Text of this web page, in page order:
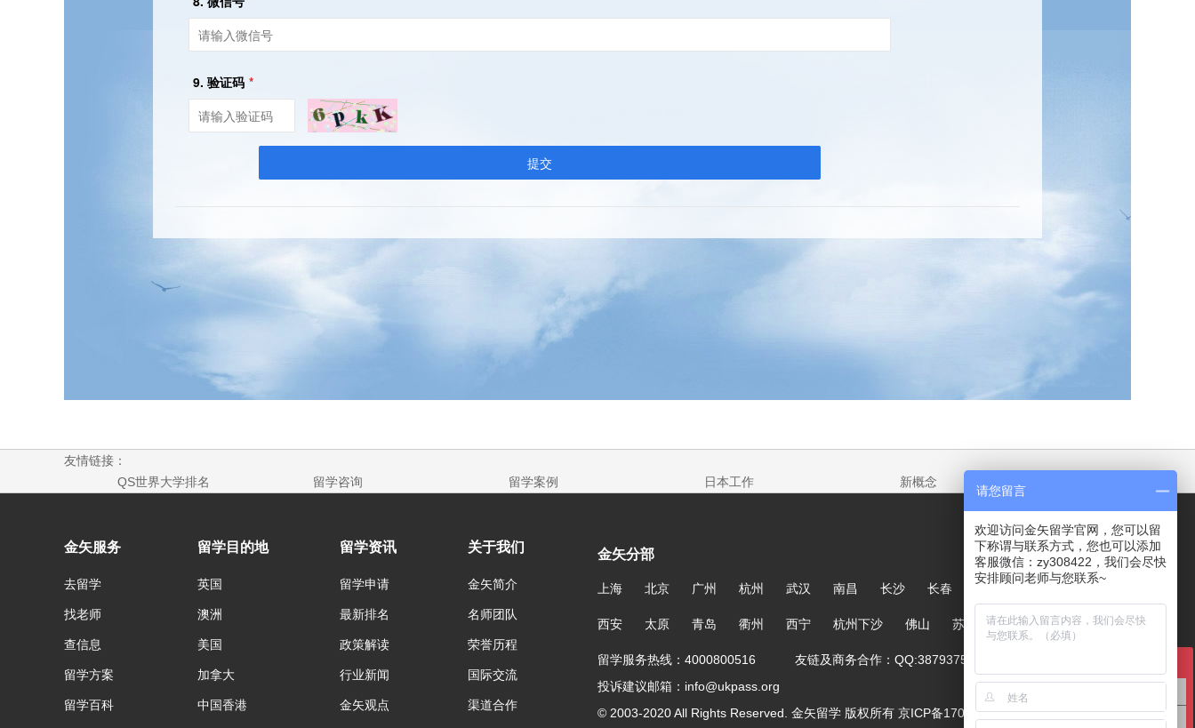
友情链接：
QS世界大学排名
留学咨询 留学案例 日本工作 新概念
金矢服务
去留学
找老师
查信息
留学方案
留学百科
留学目的地
英国
澳洲
美国
加拿大
中国香港
留学资讯
留学申请
最新排名
政策解读
行业新闻
金矢观点
关于我们
金矢简介
名师团队
荣誉历程
国际交流
渠道合作
金矢分部
上海 北京 广州 杭州 武汉 南昌 长沙 长春 哈尔滨 大连 郑州
西安 太原 青岛 衢州 西宁 杭州下沙 佛山 苏州
留学服务热线：4000800516 友链及商务合作：QQ:387937567
投诉建议邮箱：info@ukpass.org
© 2003-2020 All Rights Reserved. 金矢留学 版权所有 京ICP备17005244号-1 澳洲留学咨询
请您留言
欢迎访问金矢留学官网，您可以留
下称谓与联系方式，您也可以添加
客服微信：zy308422，我们会尽快
安排顾问老师与您联系~